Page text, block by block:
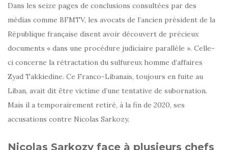
Dans les seize pages de conclusions consultées par des
médias comme BFMTV, les avocats de l’ancien président de la
République française disent avoir découvert de précieux
documents « dans une procédure judiciaire parallèle ». Celle-
ci concerne la rétractation du sulfureux homme d’affaires
Zyad Takkiedine. Ce Franco-Libanais, toujours en fuite au
Liban, avait dit être victime d’une tentative de subornation.
Mais il a temporairement retiré, à la fin de 2020, ses
accusations contre Nicolas Sarkozy.
Nicolas Sarkozy face à plusieurs chefs